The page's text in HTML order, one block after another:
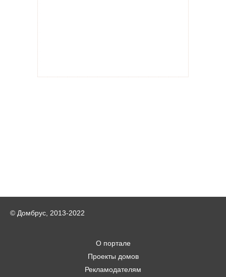
© Домбрус, 2013-2022
О портале
Проекты домов
Рекламодателям